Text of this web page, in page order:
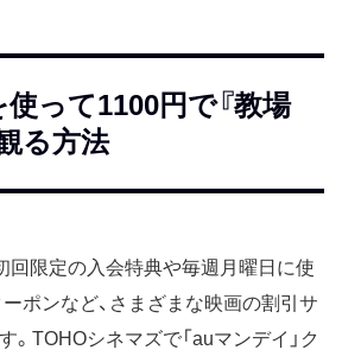
って1100円で『教場
る方法
回限定の入会特典や毎週月曜日に使
ーポンなど、さまざまな映画の割引サ
。TOHOシネマズで「auマンデイ」ク